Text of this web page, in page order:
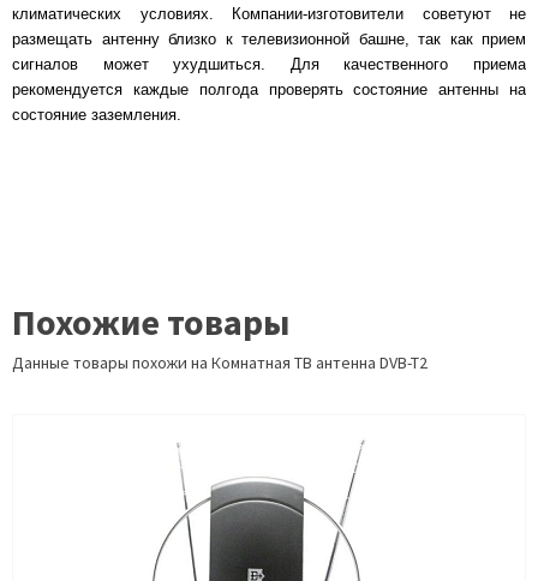
климатических условиях. Компании-изготовители советуют не
размещать антенну близко к телевизионной башне, так как прием
сигналов может ухудшиться. Для качественного приема
рекомендуется каждые полгода проверять состояние антенны на
состояние заземления.
Похожие товары
Данные товары похожи на Комнатная ТВ антенна DVB-T2